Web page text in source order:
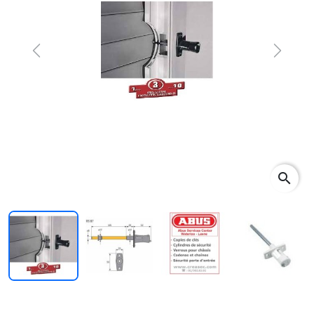
Previous Next
search